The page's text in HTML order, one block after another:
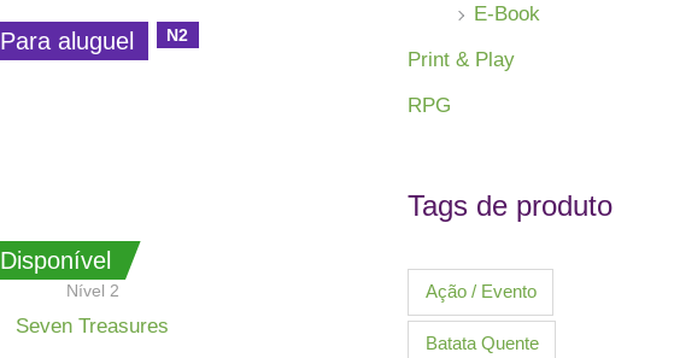
Disponível
Para aluguel N2
Nível 2
Seven Treasures
E-Book
Print & Play
RPG
Tags de produto
Ação / Evento
Batata Quente